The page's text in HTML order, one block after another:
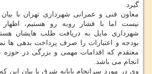
گیرد.
معاون فنی و عمرانی شهرداری تهران با بیان
نیست اما با فشار روبه رو هستیم،
شهرداری مایل به دریافت طلب هایشان
بودجه و اعتبارات را صرف پرداخت بدهی ها
معتقدم كه اقدامات مهمی و بزرگی در
انجام می باشد.
وی در مورد سرانجام پایانه شرق با بیان این